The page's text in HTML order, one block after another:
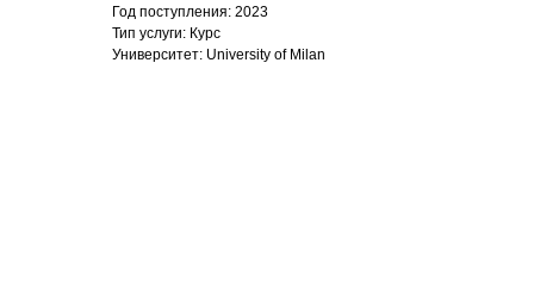
Год поступления: 2023
Тип услуги: Курс
Университет: University of Milan